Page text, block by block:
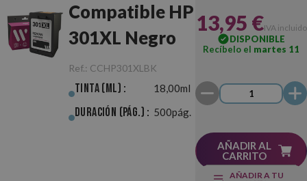
Compatible HP
301XL Negro
Ref.: CCHP301XLBK
Tinta (ml) : 18,00ml
Duración (pág.) : 500pág.
13,95 €IVA incluido
DISPONIBLE
Recíbelo el martes 11
AÑADIR AL
CARRITO
AÑADIR A TU